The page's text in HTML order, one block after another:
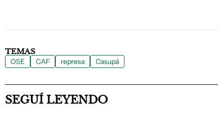
TEMAS
OSE CAF represa Casupá
SEGUÍ LEYENDO